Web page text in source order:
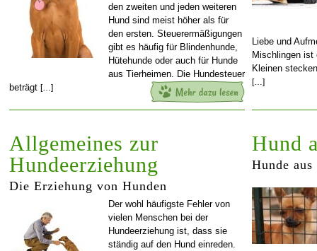
den zweiten und jeden weiteren
Hund sind meist höher als für
den ersten. Steuerermäßigungen
gibt es häufig für Blindenhunde,
Hütehunde oder auch für Hunde
aus Tierheimen. Die Hundesteuer
beträgt […]
Liebe und
Mischlingen ist
Kleinen
[…]
Allgemeines zur
Hundeerziehung
Die Erziehung von Hunden
Der wohl häufigste Fehler von
vielen Menschen bei der
Hundeerziehung ist, dass sie
ständig auf den Hund einreden.
Hund
Hunde